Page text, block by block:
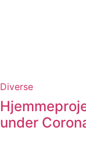
Diverse
under